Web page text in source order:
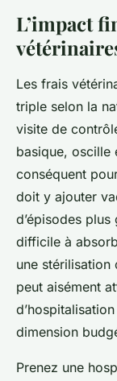
L’impact
Les frais
triple selon la
visite de
basique, oscille
conséquent
doit y ajouter
d’épisodes
difficile à
une stérilisation
peut aisément
dimension
Prenez une